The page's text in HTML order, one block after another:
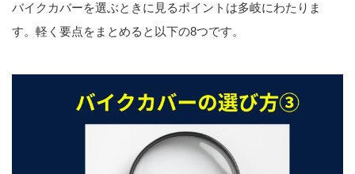
バイクカバーを選ぶときに見るポイントは多岐にわたりま
す。軽く要点をまとめると以下の8つです。